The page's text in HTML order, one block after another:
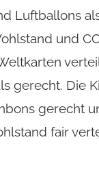
Luftballons
und
gerecht. Die
gerecht
fair